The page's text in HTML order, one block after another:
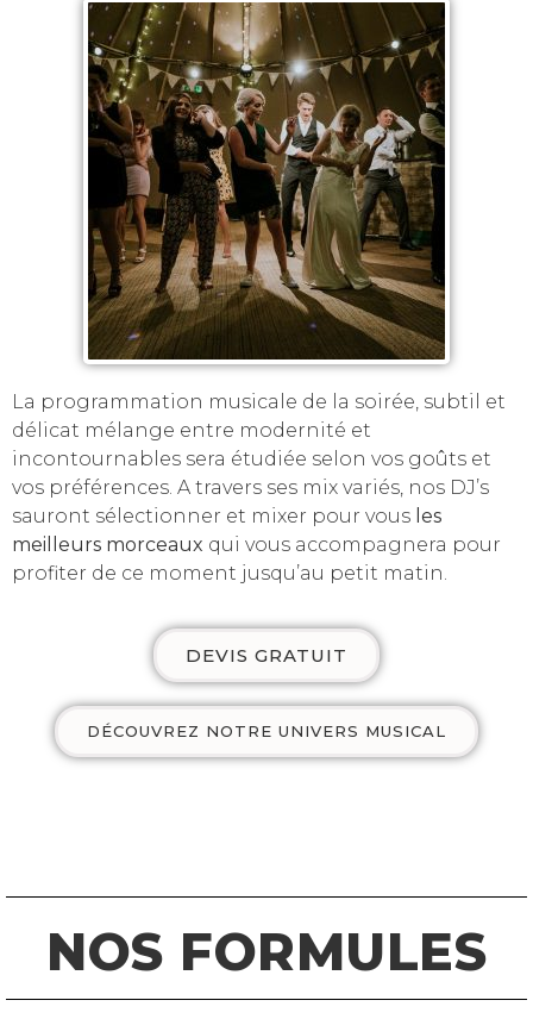
La programmation musicale de la soirée, subtil et
délicat mélange entre modernité et
incontournables sera étudiée selon vos goûts et
vos préférences. A travers ses mix variés, nos DJ’s
sauront sélectionner et mixer pour vous les
meilleurs morceaux qui vous accompagnera pour
profiter de ce moment jusqu’au petit matin.
DEVIS GRATUIT
DÉCOUVREZ NOTRE UNIVERS MUSICAL
NOS FORMULES